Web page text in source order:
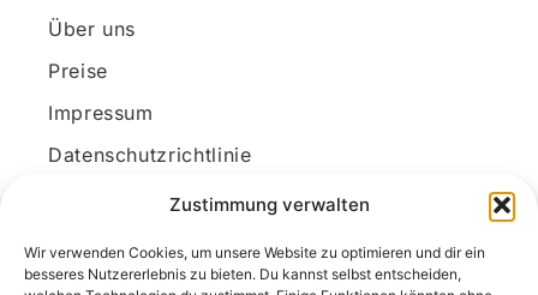
Zustimmung verwalten
Wir verwenden Cookies, um unsere Website zu optimieren und dir ein
besseres Nutzererlebnis zu bieten. Du kannst selbst entscheiden,
Über uns
Preise
Impressum
Datenschutzrichtlinie
Kundenkonto
Unsere Kontaktdaten